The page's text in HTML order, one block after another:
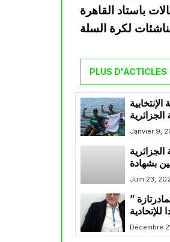
باستاد القاهرة
PLUS D'ACTICLES
الإنتخابية
الجزائرية
الرياضية
تجرى السبت 11 جانفي
الجاري
Janvier 9,
بشهادة
خلوهم من
Juin 23,
”
للإتحادية
الطائرة
الجزائرية
Décembre